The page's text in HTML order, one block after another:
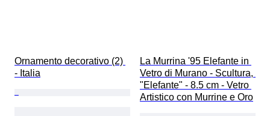
Ornamento decorativo (2)
- Italia
La Murrina '95 Elefante in
Vetro di Murano - Scultura,
"Elefante" - 8.5 cm - Vetro
Artistico con Murrine e Oro